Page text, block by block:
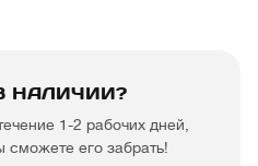
НАЛИЧИИ?
1-2 рабочих дней,
его забрать!